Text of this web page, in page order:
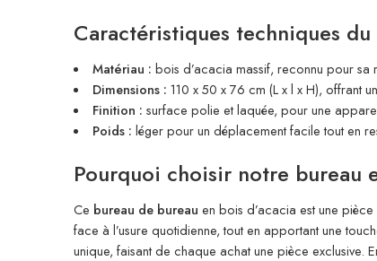
Caractéristiques techniques
Matériau : bois d’acacia massif, reconnu pour sa
Dimensions : 110 x 50 x 76 cm (L x l x H), offrant
Finition : surface polie et laquée, pour une
Poids : léger pour un déplacement facile tout en
Pourquoi choisir notre bureau
Ce bureau de bureau en bois d’acacia est une
face à l’usure quotidienne, tout en apportant une
unique, faisant de chaque achat une pièce exclusive.